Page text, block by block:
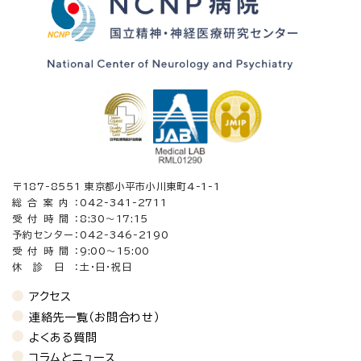
〒187-8551 東京都小平市小川東町4-1-1
総合案内： 042-341-2711
受付時間： 8:30〜17:15
予約センター： 042-346-2190
受付時間： 9:00～15:00
休診日： 土・日・祝日
アクセス
連絡先一覧（お問合わせ）
よくある質問
コラムとニュース